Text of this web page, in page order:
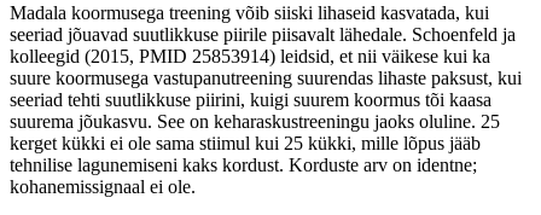
Madala koormusega treening võib siiski lihaseid kasvatada, kui
seeriad jõuavad suutlikkuse piirile piisavalt lähedale. Schoenfeld ja
kolleegid (2015, PMID 25853914) leidsid, et nii väikese kui ka
suure koormusega vastupanutreening suurendas lihaste paksust, kui
seeriad tehti suutlikkuse piirini, kuigi suurem koormus tõi kaasa
suurema jõukasvu. See on keharaskustreeningu jaoks oluline. 25
kerget kükki ei ole sama stiimul kui 25 kükki, mille lõpus jääb
tehnilise lagunemiseni kaks kordust. Korduste arv on identne;
kohanemissignaal ei ole.